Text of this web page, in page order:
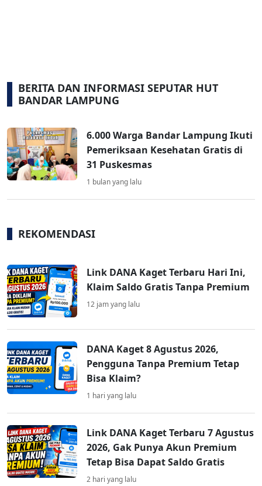
BERITA DAN INFORMASI SEPUTAR HUT
BANDAR LAMPUNG
6.000 Warga Bandar Lampung Ikuti
Pemeriksaan Kesehatan Gratis di
31 Puskesmas
1 bulan yang lalu
REKOMENDASI
Link DANA Kaget Terbaru Hari Ini,
Klaim Saldo Gratis Tanpa Premium
12 jam yang lalu
DANA Kaget 8 Agustus 2026,
Pengguna Tanpa Premium Tetap
Bisa Klaim?
1 hari yang lalu
Link DANA Kaget Terbaru 7 Agustus
2026, Gak Punya Akun Premium
Tetap Bisa Dapat Saldo Gratis
2 hari yang lalu